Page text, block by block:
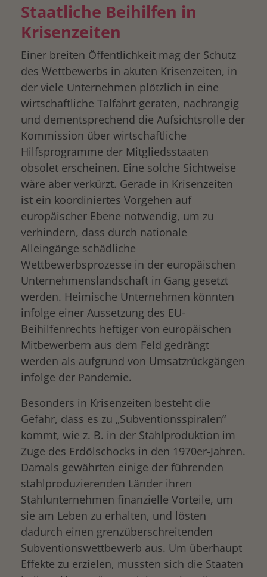
Staatliche Beihilfen in
Krisenzeiten
Einer breiten Öffentlichkeit mag der Schutz
des Wettbewerbs in akuten Krisenzeiten, in
der viele Unternehmen plötzlich in eine
wirtschaftliche Talfahrt geraten, nachrangig
und dementsprechend die Aufsichtsrolle der
Kommission über wirtschaftliche
Hilfsprogramme der Mitgliedsstaaten
obsolet erscheinen. Eine solche Sichtweise
wäre aber verkürzt. Gerade in Krisenzeiten
ist ein koordiniertes Vorgehen auf
europäischer Ebene notwendig, um zu
verhindern, dass durch nationale
Alleingänge schädliche
Wettbewerbsprozesse in der europäischen
Unternehmenslandschaft in Gang gesetzt
werden. Heimische Unternehmen könnten
infolge einer Aussetzung des EU-
Beihilfenrechts heftiger von europäischen
Mitbewerbern aus dem Feld gedrängt
werden als aufgrund von Umsatzrückgängen
infolge der Pandemie.
Besonders in Krisenzeiten besteht die
Gefahr, dass es zu „Subventionsspiralen“
kommt, wie z. B. in der Stahlproduktion im
Zuge des Erdölschocks in den 1970er-Jahren.
Damals gewährten einige der führenden
stahlproduzierenden Länder ihren
Stahlunternehmen finanzielle Vorteile, um
sie am Leben zu erhalten, und lösten
dadurch einen grenzüberschreitenden
Subventionswettbewerb aus. Um überhaupt
Effekte zu erzielen, mussten sich die Staaten